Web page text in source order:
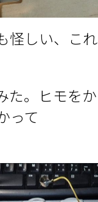
怪しい、こ
た。ヒモを
って